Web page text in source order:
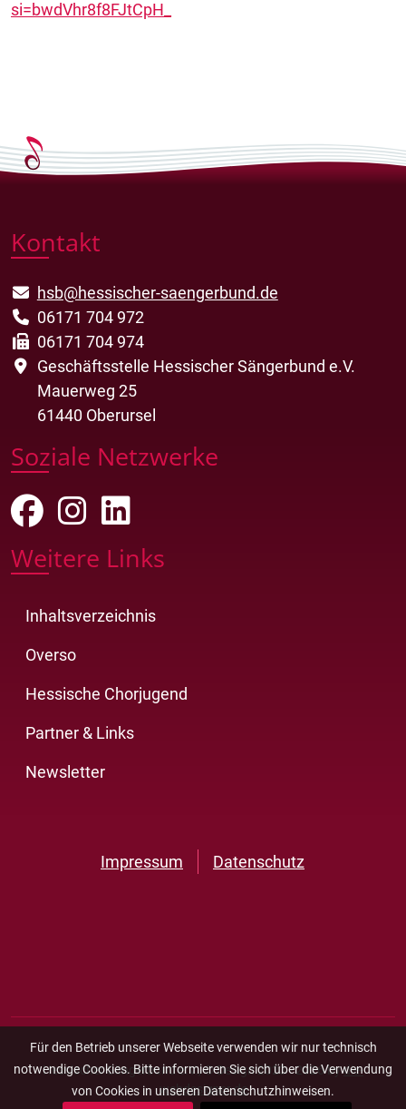
Für den Betrieb unserer Webseite verwenden wir nur technisch
notwendige Cookies. Bitte informieren Sie sich über die Verwendung
von Cookies in unseren Datenschutzhinweisen.
si=bwdVhr8f8FJtCpH_
Kontakt
hsb@hessischer-saengerbund.de
06171 704 972
06171 704 974
Geschäftsstelle Hessischer Sängerbund e.V.
Mauerweg 25
61440 Oberursel
Soziale Netzwerke
Weitere Links
Inhaltsverzeichnis
Overso
Hessische Chorjugend
Partner & Links
Newsletter
Impressum Datenschutz
Hessischer Sängerbund e.V., © Design 2023 - 2026 bydie-
webdesigner.de